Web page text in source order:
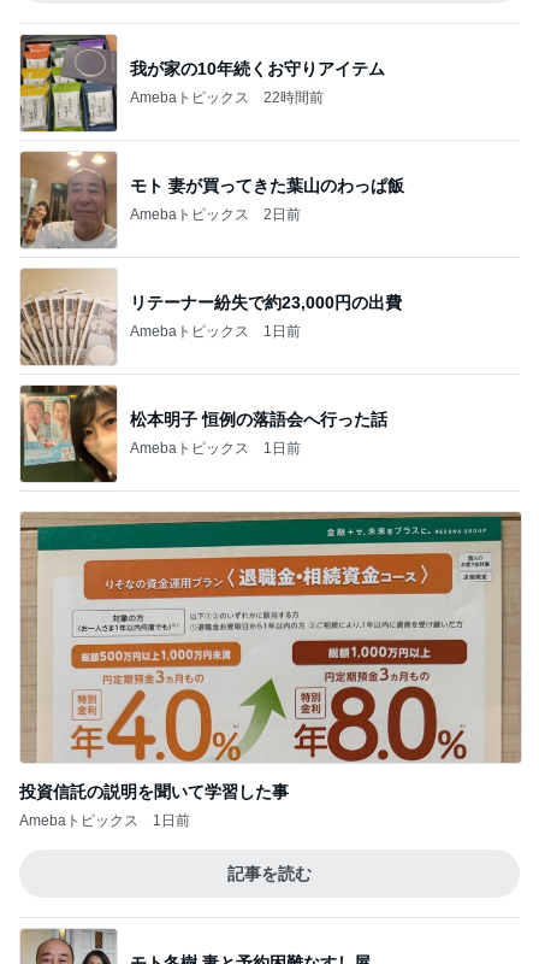
我が家の10年続くお守りアイテム
Amebaトピックス 22時間前
モト 妻が買ってきた葉山のわっぱ飯
Amebaトピックス 2日前
リテーナー紛失で約23,000円の出費
Amebaトピックス 1日前
松本明子 恒例の落語会へ行った話
Amebaトピックス 1日前
投資信託の説明を聞いて学習した事
Amebaトピックス 1日前
記事を読む